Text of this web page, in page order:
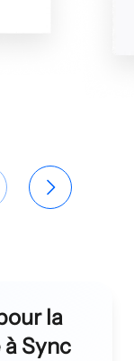
la
Sync